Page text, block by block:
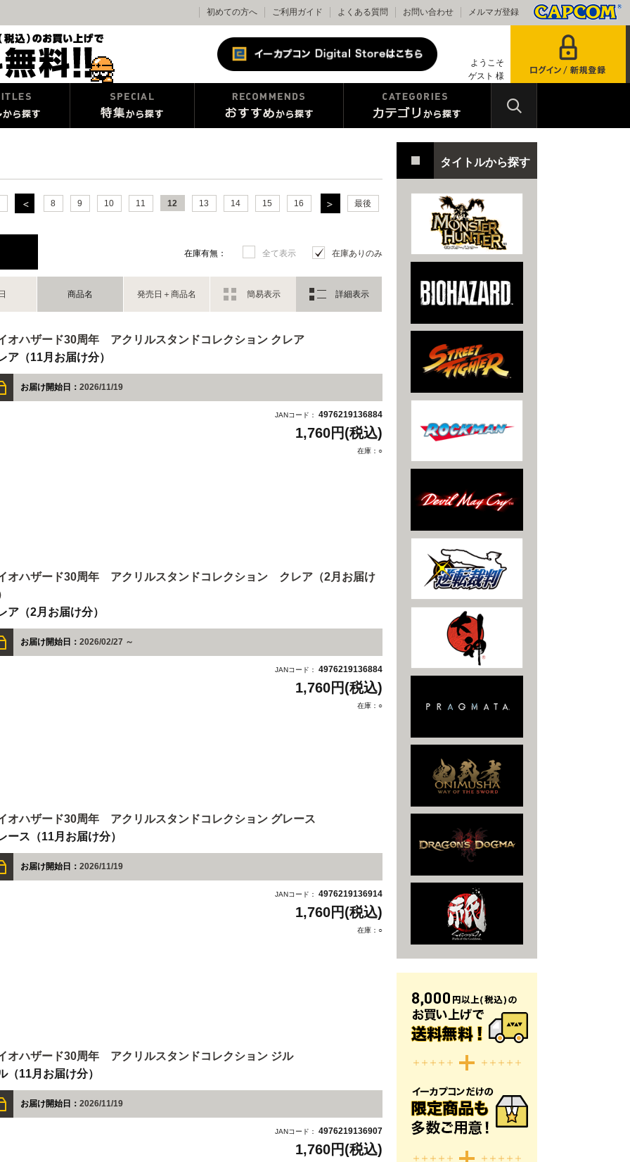
初めての方へ ご利用ガイド よくある質問 お問い合わせ メルマガ登録
ようこそ
ゲスト 様
8 9 10 11 12 13 14 15 16 最後
在庫有無： 全て表示 在庫ありのみ
商品名 発売日＋商品名 簡易表示 詳細表示
オハザード30周年 アクリルスタンドコレクション クレア
ア（11月お届け分）
お届け開始日： 2026/11/19
JANコード： 4976219136884
1,760円(税込)
在庫：○
オハザード30周年 アクリルスタンドコレクション クレア（2月お届け
ア（2月お届け分）
お届け開始日： 2026/02/27 ～
JANコード： 4976219136884
1,760円(税込)
在庫：○
オハザード30周年 アクリルスタンドコレクション グレース
ース（11月お届け分）
お届け開始日： 2026/11/19
JANコード： 4976219136914
1,760円(税込)
在庫：○
オハザード30周年 アクリルスタンドコレクション ジル
（11月お届け分）
お届け開始日： 2026/11/19
JANコード： 4976219136907
1,760円(税込)
タイトルから探す